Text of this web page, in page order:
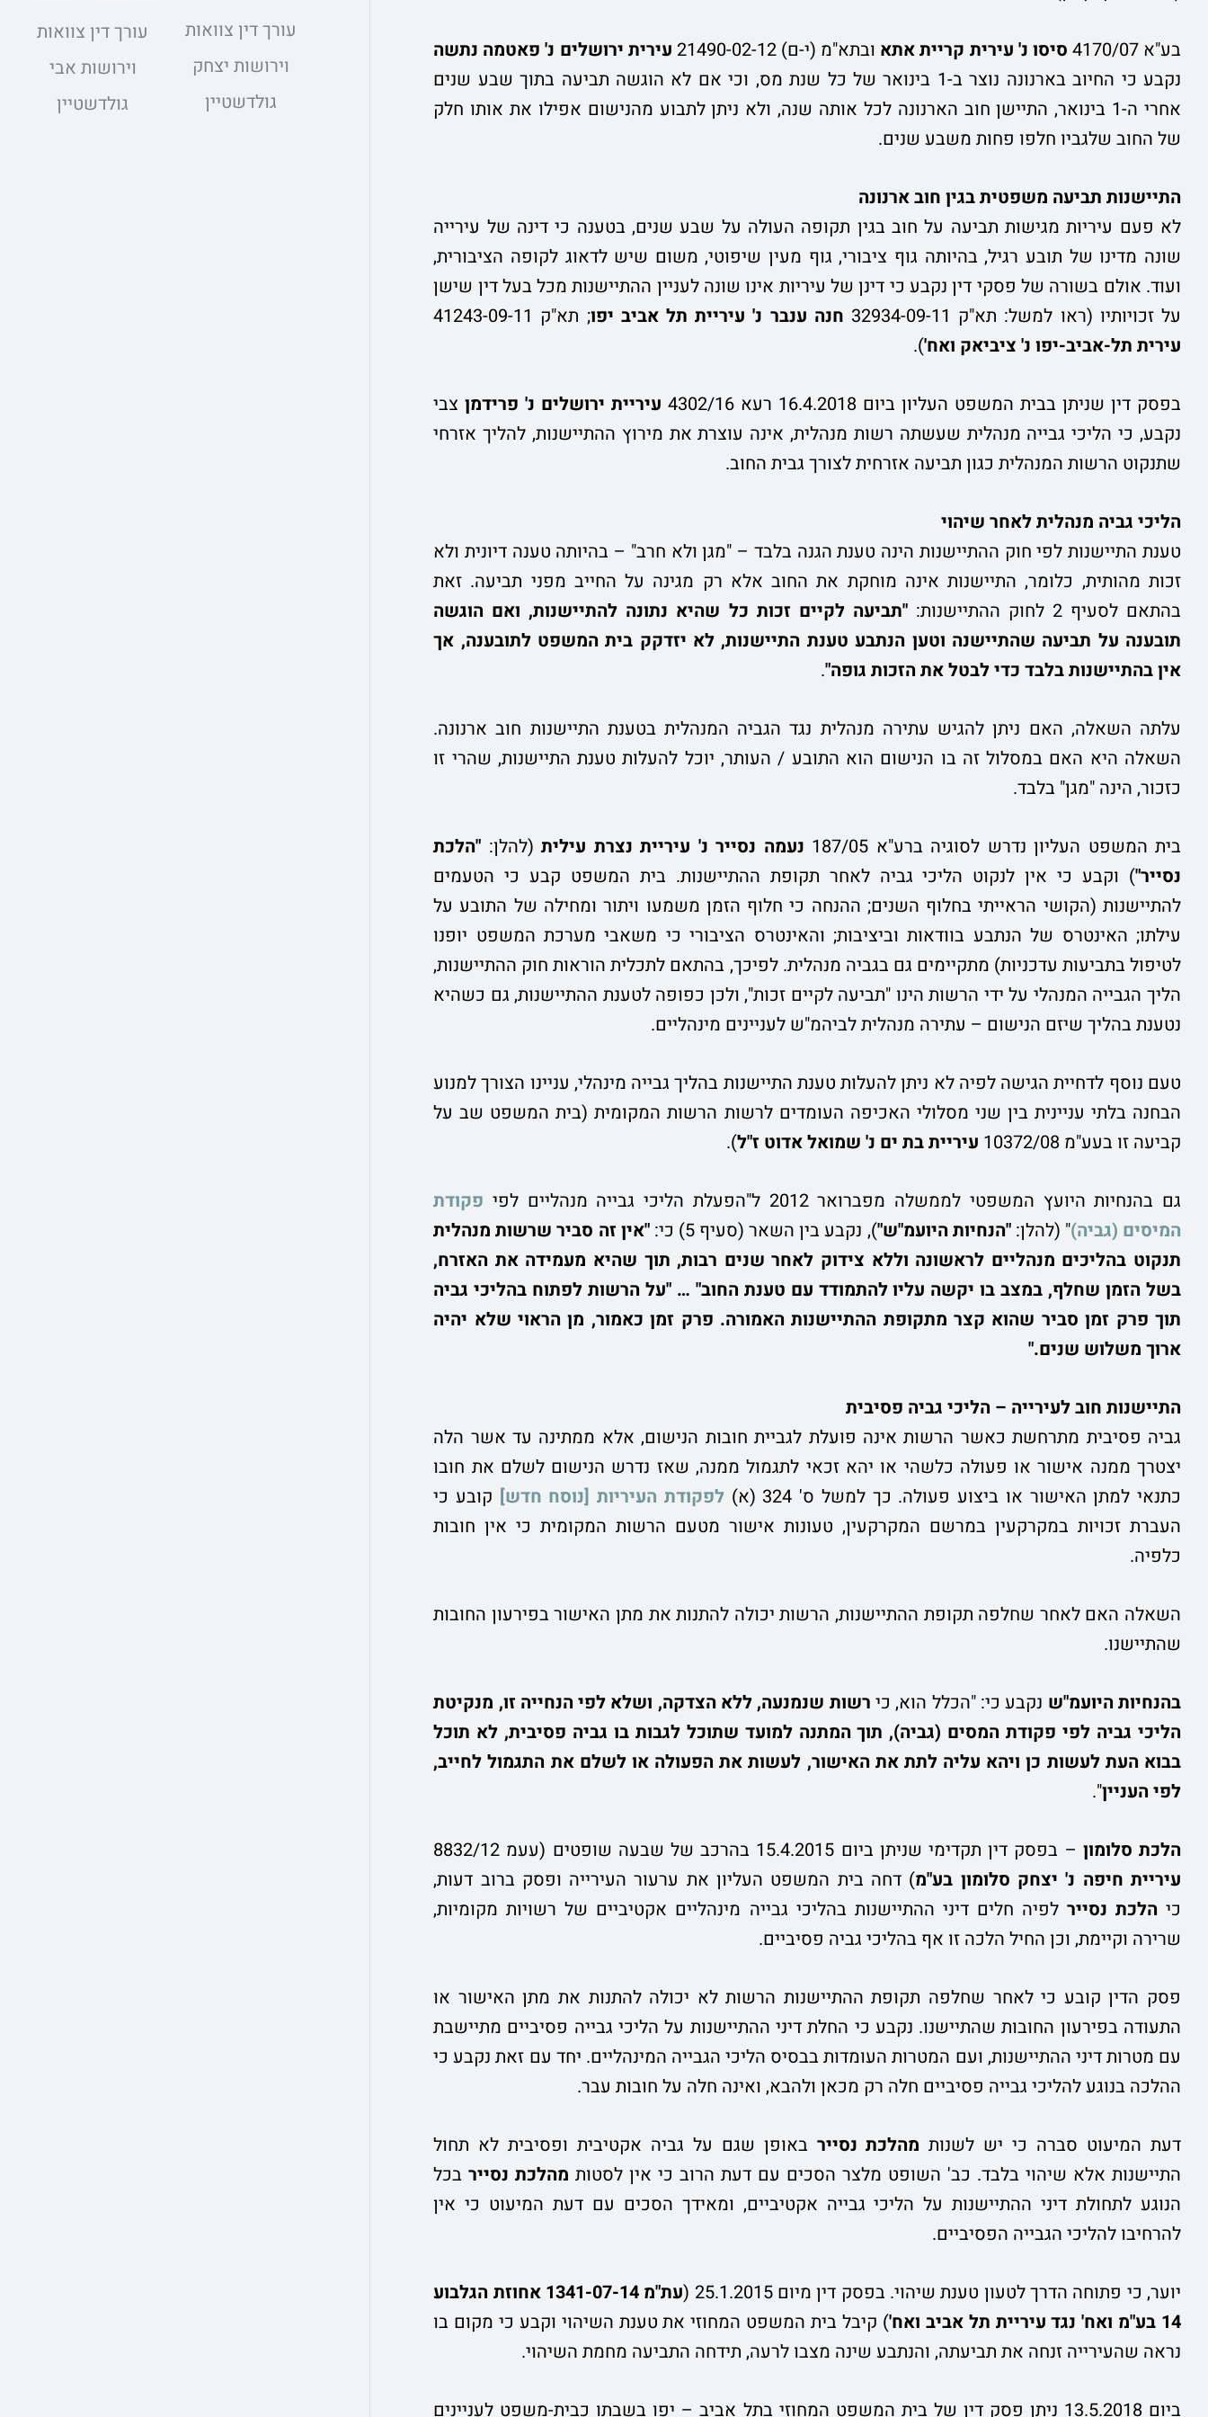
בע"א 4170/07 סיסו נ' עירית קריית אתא ובתא"מ (י-ם) 21490-02-12
עירית ירושלים נ' פאטמה נתשה
נקבע כי החיוב בארנונה נוצר ב-1 בינואר של כל שנת מס, וכי אם לא הוגשה תביעה בתוך שבע שנים
אחרי ה-1 בינואר, התיישן חוב הארנונה לכל אותה שנה, ולא ניתן לתבוע מהנישום אפילו את אותו חלק
של החוב שלגביו חלפו פחות משבע שנים.
התיישנות תביעה משפטית בגין חוב ארנונה
לא פעם עיריות מגישות תביעה על חוב בגין תקופה העולה על שבע שנים, בטענה כי דינה של עירייה
שונה מדינו של תובע רגיל, בהיותה גוף ציבורי, גוף מעין שיפוטי, משום שיש לדאוג לקופה הציבורית,
ועוד. אולם בשורה של פסקי דין נקבע כי דינן של עיריות אינו שונה לעניין ההתיישנות מכל בעל דין שישן
על זכויותיו (ראו למשל: תא"ק 32934-09-11
חנה ענבר נ' עיריית תל אביב יפו; תא"ק 41243-09-11
עירית תל-אביב-יפו נ' ציביאק ואח').
בפסק דין שניתן בבית המשפט העליון ביום 16.4.2018 רעא 4302/16 עיריית ירושלים נ' פרידמןצבי
נקבע, כי הליכי גבייה מנהלית שעשתה רשות מנהלית, אינה עוצרת את מירוץ ההתיישנות, להליך אזרחי
שתנקוט הרשות המנהלית כגון תביעה אזרחית לצורך גבית החוב.
הליכי גביה מנהלית לאחר שיהוי
טענת התיישנות לפי חוק ההתיישנות הינה טענת הגנה בלבד – "מגן ולא חרב" – בהיותה טענה דיונית ולא
זכות מהותית, כלומר, התיישנות אינה מוחקת את החוב אלא רק מגינה על החייב מפני תביעה. זאת
בהתאם לסעיף 2 לחוק ההתיישנות:
"תביעה לקיים זכות כל שהיא נתונה להתיישנות, ואם הוגשה
תובענה על תביעה שהתיישנה וטען הנתבע טענת התיישנות, לא יזדקק בית המשפט לתובענה, אך
אין בהתיישנות בלבד כדי לבטל את הזכות גופה".
עלתה השאלה, האם ניתן להגיש עתירה מנהלית נגד הגביה המנהלית בטענת התיישנות חוב ארנונה.
השאלה היא האם במסלול זה בו הנישום הוא התובע / העותר, יוכל להעלות טענת התיישנות, שהרי זו
כזכור, הינה "מגן" בלבד.
בית המשפט העליון נדרש לסוגיה ברע"א 187/05 נעמה נסייר נ' עיריית נצרת עילית(להלן: "הלכת
נסייר") וקבע כי אין לנקוט הליכי גביה לאחר תקופת ההתיישנות. בית המשפט קבע כי הטעמים
להתיישנות (הקושי הראייתי בחלוף השנים; ההנחה כי חלוף הזמן משמעו ויתור ומחילה של התובע על
עילתו; האינטרס של הנתבע בוודאות וביציבות; והאינטרס הציבורי כי משאבי מערכת המשפט יופנו
לטיפול בתביעות עדכניות) מתקיימים גם בגביה מנהלית. לפיכך, בהתאם לתכלית הוראות חוק ההתיישנות,
הליך הגבייה המנהלי על ידי הרשות הינו "תביעה לקיים זכות", ולכן כפופה לטענת ההתיישנות, גם כשהיא
נטענת בהליך שיזם הנישום – עתירה מנהלית לביהמ"ש לעניינים מינהליים.
טעם נוסף לדחיית הגישה לפיה לא ניתן להעלות טענת התיישנות בהליך גבייה מינהלי, עניינו הצורך למנוע
הבחנה בלתי עניינית בין שני מסלולי האכיפה העומדים לרשות הרשות המקומית (בית המשפט שב על
קביעה זו בעע"מ 10372/08
עיריית בת ים נ' שמואל אדוט ז"ל).
גם בהנחיות היועץ המשפטי לממשלה מפברואר 2012 ל"הפעלת הליכי גבייה מנהליים לפי
פקודת
המיסים (גביה)" (להלן:"הנחיות היועמ"ש"), נקבע בין השאר (סעיף 5) כי:
"אין זה סביר שרשות מנהלית
תנקוט בהליכים מנהליים לראשונה וללא צידוק לאחר שנים רבות, תוך שהיא מעמידה את האזרח,
בשל הזמן שחלף, במצב בו יקשה עליו להתמודד עם טענת החוב" … "על הרשות לפתוח בהליכי גביה
תוך פרק זמן סביר שהוא קצר מתקופת ההתיישנות האמורה. פרק זמן כאמור, מן הראוי שלא יהיה
ארוך משלוש שנים."
התיישנות חוב לעירייה – הליכי גביה פסיבית
גביה פסיבית מתרחשת כאשר הרשות אינה פועלת לגביית חובות הנישום, אלא ממתינה עד אשר הלה
יצטרך ממנה אישור או פעולה כלשהי או יהא זכאי לתגמול ממנה, שאז נדרש הנישום לשלם את חובו
כתנאי למתן האישור או ביצוע פעולה. כך למשל ס' 324 (א)
לפקודת העיריות [נוסח חדש] קובע כי
העברת זכויות במקרקעין במרשם המקרקעין, טעונות אישור מטעם הרשות המקומית כי אין חובות
כלפיה.
השאלה האם לאחר שחלפה תקופת ההתיישנות, הרשות יכולה להתנות את מתן האישור בפירעון החובות
שהתיישנו.
בהנחיות היועמ"ש נקבע כי: "הכלל הוא, כי רשות שנמנעה, ללא הצדקה, ושלא לפי הנחייה זו, מנקיטת
הליכי גביה לפי פקודת המסים (גביה), תוך המתנה למועד שתוכל לגבות בו גביה פסיבית, לא תוכל
בבוא העת לעשות כן ויהא עליה לתת את האישור, לעשות את הפעולה או לשלם את התגמול לחייב,
לפי העניין".
הלכת סלומון – בפסק דין תקדימי שניתן ביום 15.4.2015 בהרכב של שבעה שופטים (עעמ 8832/12
עיריית חיפה נ' יצחק סלומון בע"מ) דחה בית המשפט העליון את ערעור העירייה ופסק ברוב דעות,
כי הלכת נסייר לפיה חלים דיני ההתיישנות בהליכי גבייה מינהליים אקטיביים של רשויות מקומיות,
שרירה וקיימת, וכן החיל הלכה זו אף בהליכי גביה פסיביים.
פסק הדין קובע כי לאחר שחלפה תקופת ההתיישנות הרשות לא יכולה להתנות את מתן האישור או
התעודה בפירעון החובות שהתיישנו. נקבע כי החלת דיני ההתיישנות על הליכי גבייה פסיביים מתיישבת
עם מטרות דיני ההתיישנות, ועם המטרות העומדות בבסיס הליכי הגבייה המינהליים. יחד עם זאת נקבע כי
ההלכה בנוגע להליכי גבייה פסיביים חלה רק מכאן ולהבא, ואינה חלה על חובות עבר.
דעת המיעוט סברה כי יש לשנות מהלכת נסייר באופן שגם על גביה אקטיבית ופסיבית לא תחול
התיישנות אלא שיהוי בלבד. כב' השופט מלצר הסכים עם דעת הרוב כי אין לסטות מהלכת נסיירבכל
הנוגע לתחולת דיני ההתיישנות על הליכי גבייה אקטיביים, ומאידך הסכים עם דעת המיעוט כי אין
להרחיבו להליכי הגבייה הפסיביים.
יוער, כי פתוחה הדרך לטעון טענת שיהוי. בפסק דין מיום 25.1.2015 (
עת"מ 1341-07-14 אחוזת הגלבוע
14 בע"מ ואח' נגד עיריית תל
אביב ואח') קיבל בית המשפט המחוזי את טענת השיהוי וקבע כי מקום בו
נראה שהעירייה זנחה את תביעתה, והנתבע שינה מצבו לרעה, תידחה התביעה מחמת השיהוי.
ביום 13.5.2018 ניתן פסק דין של בית המשפט המחוזי בתל אביב – יפו בשבתו כבית-משפט לעניינים
עורך דין צוואות
וירושות יצחק
גולדשטיין
עורך דין צוואות
וירושות אבי
גולדשטיין